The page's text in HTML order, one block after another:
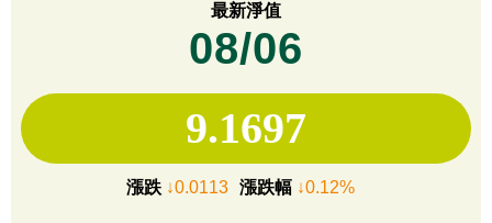
最新淨值
08/06
9.1697
漲跌↓0.0113 漲跌幅↓0.12%